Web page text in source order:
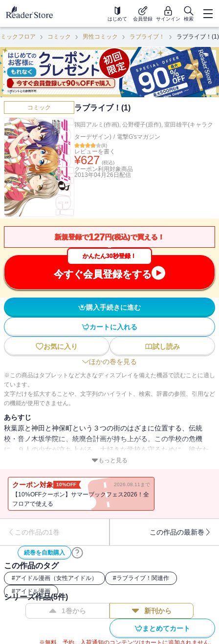
はじめて 会員登録 サインイン 検索
ックフロア コミック 男性コミック ラブライブ！ ラブライブ！(1)
コミック ラブライブ！(1)
鴇田アルミ(作画), 公野櫻子(原作), 室田雄平(キャラク
ターデザイン) / 電撃G'sマガジン
(8)
レビューを書く
¥627 (税込)
クーポン利用対象商品
2013年04月26日 配信
新規登録で127円(税込)で買える！
かんたん30秒登録！
今すぐ会員登録をする
購入手続きに進む
カートに入れる
お気に入り
試し読み
ほかの巻を見る
※この商品はタブレットなど大きなディスプレイを備えた機器で読むことに適し
ています。
文字だけを拡大することや、文字列のハイライト、検索、辞書の参照、引用など
の機能が使用できません。
あらすじ
秋葉原と神田と神保町という３つの街のはざまに位置する、伝統
校・音ノ木坂学院に、統廃合計画が持ち上がる。この学校の危機
に、９人の少女が立ち上がる。大好きな学校を守るために、彼女た
ちが考えついた計画、それは・・・・・・アイドルになること!? 少
もっと見る
クーポン対象 10%OFF 2026.08.11まで
【10%OFFクーポン】サマーブックフェス2026！全
フロアで使える
この作品の1巻 この作品の最新巻
続巻を自動購入
この作品のタグ
#アイドル漫画（女性アイドル） #ラブライブ！関連作
#アイドル漫画
シリーズ作品(5件)
1巻から 新刊から
まとめてカート
※無料、予約、入荷通知のコンテンツはカートに追加されません。